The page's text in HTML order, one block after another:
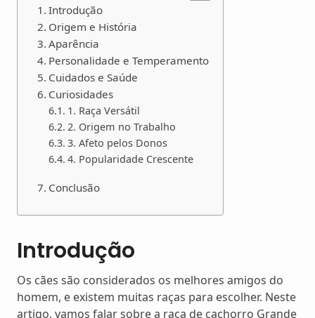
Introdução
Origem e História
Aparência
Personalidade e Temperamento
Cuidados e Saúde
Curiosidades
1. Raça Versátil
2. Origem no Trabalho
3. Afeto pelos Donos
4. Popularidade Crescente
Conclusão
Introdução
Os cães são considerados os melhores amigos do
homem, e existem muitas raças para escolher. Neste
artigo, vamos falar sobre a raça de cachorro Grande